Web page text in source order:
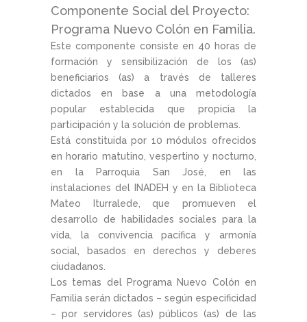
Componente Social del Proyecto:
Programa Nuevo Colón en Familia.
Este componente consiste en 40 horas de
formación y sensibilización de los (as)
beneficiarios (as) a través de talleres
dictados en base a una metodología
popular establecida que propicia la
participación y la solución de problemas.
Está constituida por 10 módulos ofrecidos
en horario matutino, vespertino y nocturno,
en la Parroquia San José, en las
instalaciones del INADEH y en la Biblioteca
Mateo Iturralede, que promueven el
desarrollo de habilidades sociales para la
vida, la convivencia pacífica y armonía
social, basados en derechos y deberes
ciudadanos.
Los temas del Programa Nuevo Colón en
Familia serán dictados – según especificidad
– por servidores (as) públicos (as) de las